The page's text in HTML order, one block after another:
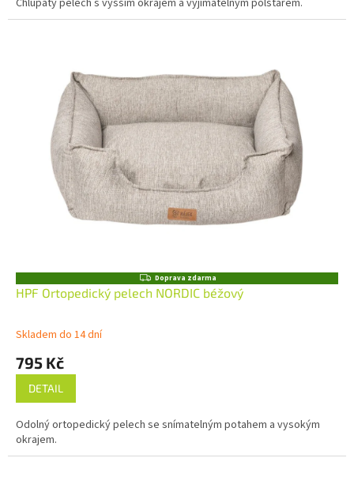
Z
D
A
Doprava zdarma
HPF Ortopedický pelech NORDIC béžový
Skladem do 14 dní
795 Kč
DETAIL
Odolný ortopedický pelech se snímatelným potahem a vysokým
okrajem.